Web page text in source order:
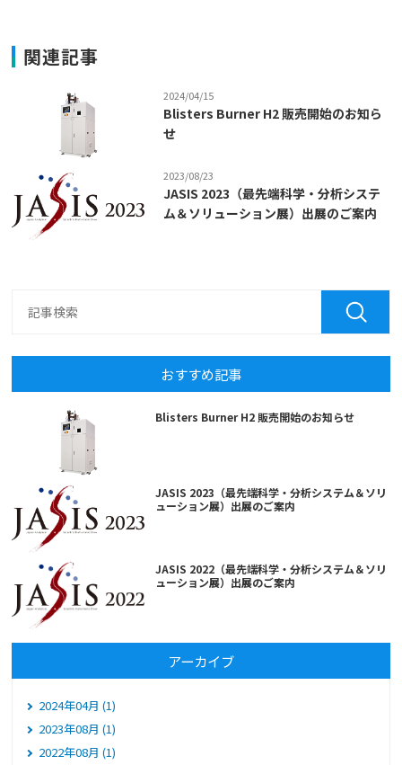
関連記事
2024/04/15
Blisters Burner H2 販売開始のお知ら
せ
2023/08/23
JASIS 2023（最先端科学・分析システ
ム＆ソリューション展）出展のご案内
おすすめ記事
Blisters Burner H2 販売開始のお知らせ
JASIS 2023（最先端科学・分析システム＆ソリ
ューション展）出展のご案内
JASIS 2022（最先端科学・分析システム＆ソリ
ューション展）出展のご案内
アーカイブ
2024年04月 (1)
2023年08月 (1)
2022年08月 (1)